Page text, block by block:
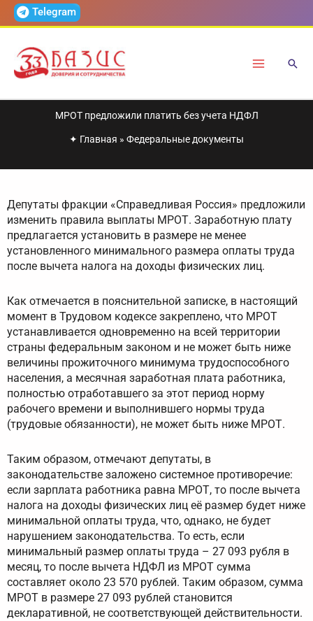
ПерейтиTelegram
МРОТ предложили платить без учета НДФЛ
✦ Главная » Федеральные документы
Депутаты фракции «Справедливая Россия» предложили
изменить правила выплаты МРОТ. Заработную плату
предлагается установить в размере не менее
установленного минимального размера оплаты труда
после вычета налога на доходы физических лиц.
Как отмечается в пояснительной записке, в настоящий
момент в Трудовом кодексе закреплено, что МРОТ
устанавливается одновременно на всей территории
страны федеральным законом и не может быть ниже
величины прожиточного минимума трудоспособного
населения, а месячная заработная плата работника,
полностью отработавшего за этот период норму
рабочего времени и выполнившего нормы труда
(трудовые обязанности), не может быть ниже МРОТ.
Таким образом, отмечают депутаты, в
законодательстве заложено системное противоречие:
если зарплата работника равна МРОТ, то после вычета
налога на доходы физических лиц её размер будет ниже
минимальной оплаты труда, что, однако, не будет
нарушением законодательства. То есть, если
минимальный размер оплаты труда – 27 093 рубля в
месяц, то после вычета НДФЛ из МРОТ сумма
составляет около 23 570 рублей. Таким образом, сумма
МРОТ в размере 27 093 рублей становится
декларативной, не соответствующей действительности.